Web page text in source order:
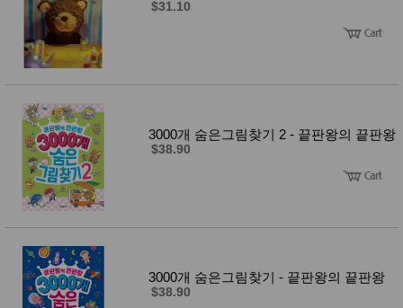
$31.10
3000개 숨은그림찾기 2 - 끝판왕의 끝판왕
$38.90
3000개 숨은그림찾기 - 끝판왕의 끝판왕
$38.90